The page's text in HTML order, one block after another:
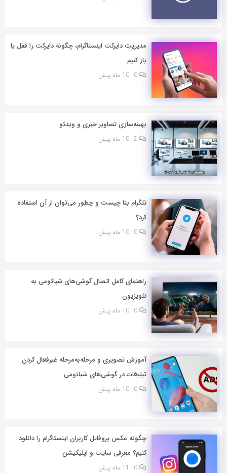
مدیریت دایرکت اینستاگرام، چگونه دایرکت را قفل یا
باز کنیم
0 10 ماه پیش
بهینه‌سازی تصاویر خبری و ویدئو
10 ماه پیش
تلگرام بتا چیست و چطور می‌توان از آن استفاده
کرد؟
0 10 ماه پیش
راهنمای کامل اتصال گوشی‌های شیائومی به
تلویزیون
0 10 ماه پیش
آموزش تصویری و مرحله‌به‌مرحله غیرفعال کردن
تبلیغات در گوشی‌های شیائومی
0 10 ماه پیش
چگونه عکس پروفایل کاربران اینستاگرام را دانلود
کنیم؟ معرفی سایت و اپلیکیشن
0 11 ماه پیش